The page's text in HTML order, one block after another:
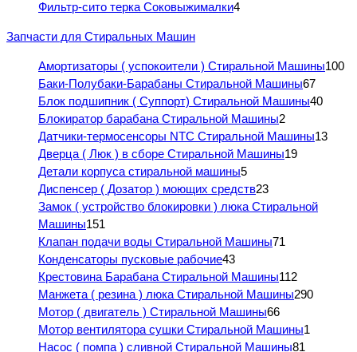
Фильтр-сито терка Соковыжималки4
Запчасти для Стиральных Машин
Амортизаторы ( успокоители ) Стиральной Машины100
Баки-Полубаки-Барабаны Стиральной Машины67
Блок подшипник ( Суппорт) Стиральной Машины40
Блокиратор барабана Стиральной Машины2
Датчики-термосенсоры NTC Стиральной Машины13
Дверца ( Люк ) в сборе Стиральной Машины19
Детали корпуса стиральной машины5
Диспенсер ( Дозатор ) моющих средств23
Замок ( устройство блокировки ) люка Стиральной
Машины151
Клапан подачи воды Стиральной Машины71
Конденсаторы пусковые рабочие43
Крестовина Барабана Стиральной Машины112
Манжета ( резина ) люка Стиральной Машины290
Мотор ( двигатель ) Стиральной Машины66
Мотор вентилятора сушки Стиральной Машины1
Насос ( помпа ) сливной Стиральной Машины81